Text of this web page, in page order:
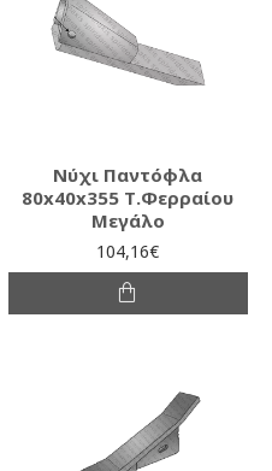
Νύχι Παντόφλα
80x40x355 Τ.Φερραίου
Μεγάλο
104,16€